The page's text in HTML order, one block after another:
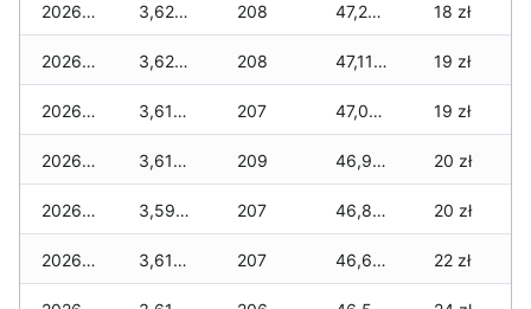
2026-02-27 3,620 zł 208 47,200 zł 18 zł
2026-02-26 3,620 zł 208 47,110 zł 19 zł
2026-02-25 3,610 zł 207 47,050 zł 19 zł
2026-02-24 3,610 zł 209 46,920 zł 20 zł
2026-02-23 3,590 zł 207 46,800 zł 20 zł
2026-02-22 3,610 zł 207 46,670 zł 22 zł